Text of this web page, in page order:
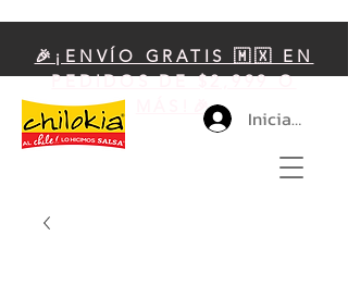
🎉¡ENVÍO GRATIS 🇲🇽 EN
PEDIDOS DE $2,999 O
MÁS!🎉
Iniciar sesión